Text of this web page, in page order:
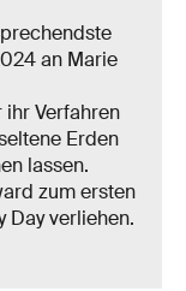
an Marie
Verfahren
Erden
lassen.
zum ersten
Day verliehen.